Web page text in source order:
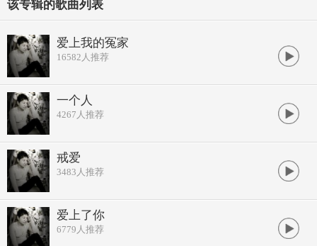
该专辑的歌曲列表
爱上我的冤家
16582 人推荐
一个人
4267 人推荐
戒爱
3483 人推荐
爱上了你
6779 人推荐